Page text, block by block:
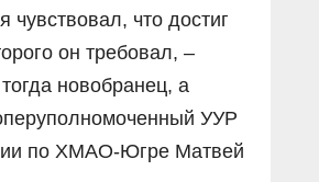
чувствовал, что достиг
он требовал, –
новобранец, а
УУР
по ХМАО-Югре Матвей